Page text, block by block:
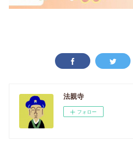
法親寺
フォロー